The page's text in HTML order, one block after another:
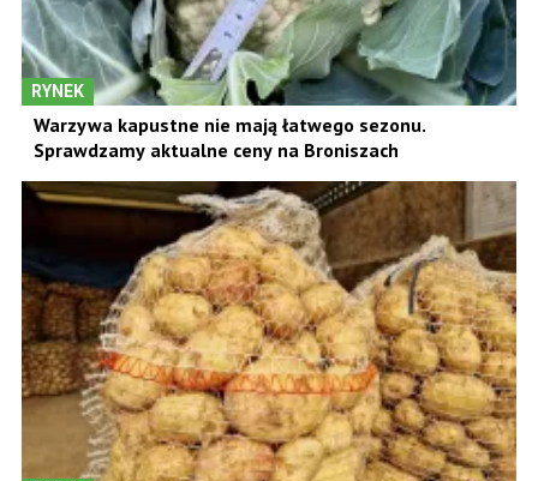
RYNEK
Warzywa kapustne nie mają łatwego sezonu.
Sprawdzamy aktualne ceny na Broniszach